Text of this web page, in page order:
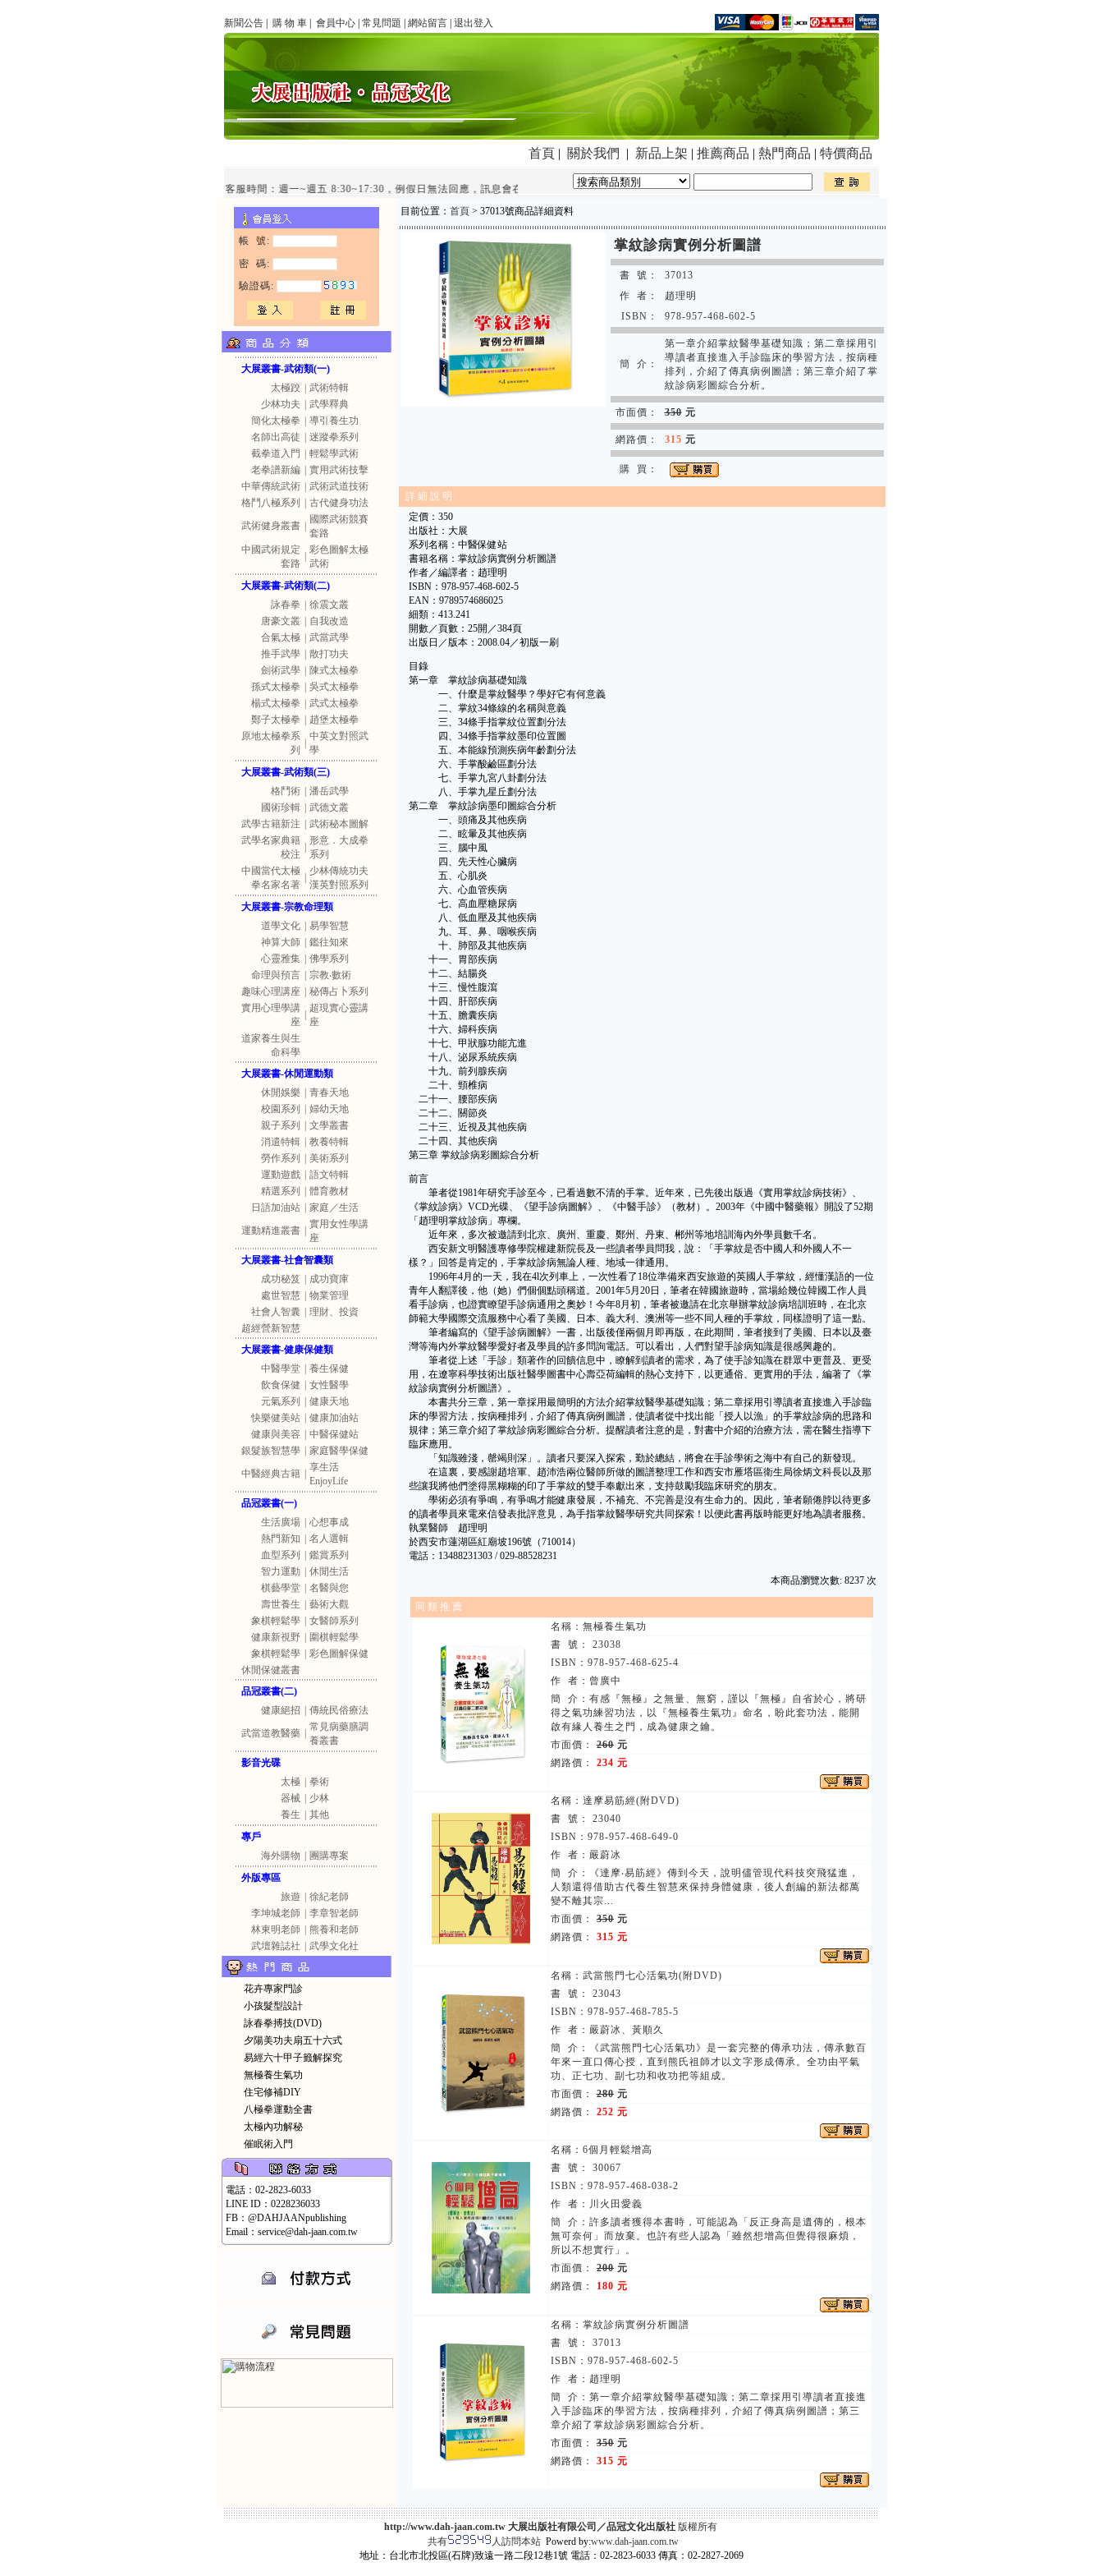
新聞公告 購 物 車 會員中心 常見問題 網站留言 退出登入
首頁 | 關於我們 | 新品上架 | 推薦商品 | 熱門商品 | 特價商品
line客服時間：週一~週五 8:30~17:30，例假日無法回應，訊息會在客服時間盡快回覆您~~
帳 號:
密 碼:
驗證碼:
大展叢書-武術類(一)
太極跤
武術特輯
少林功夫
武學釋典
簡化太極拳
導引養生功
名師出高徒
迷蹤拳系列
截拳道入門
輕鬆學武術
老拳譜新編
實用武術技擊
中華傳統武術
武術武道技術
格鬥八極系列
古代健身功法
武術健身叢書
國際武術競賽
套路
中國武術規定
套路
彩色圖解太極
武術
大展叢書-武術類(二)
詠春拳
徐震文叢
唐豪文叢
自我改造
合氣太極
武當武學
推手武學
散打功夫
劍術武學
陳式太極拳
孫式太極拳
吳式太極拳
楊式太極拳
武式太極拳
鄭子太極拳
趙堡太極拳
原地太極拳系
列
中英文對照武
學
大展叢書-武術類(三)
格鬥術
潘岳武學
國術珍輯
武德文叢
武學古籍新注
武術秘本圖解
武學名家典籍
校注
形意．大成拳
系列
中國當代太極
拳名家名著
少林傳統功夫
漢英對照系列
大展叢書-宗教命理類
道學文化
易學智慧
神算大師
鑑往知來
心靈雅集
佛學系列
命理與預言
宗教‧數術
趣味心理講座
秘傳占卜系列
實用心理學講
座
超現實心靈講
座
道家養生與生
命科學
大展叢書-休閒運動類
休閒娛樂
青春天地
校園系列
婦幼天地
親子系列
文學叢書
消遣特輯
教養特輯
勞作系列
美術系列
運動遊戲
語文特輯
精選系列
體育教材
日語加油站
家庭／生活
運動精進叢書
實用女性學講
座
大展叢書-社會智囊類
成功秘笈
成功寶庫
處世智慧
物業管理
社會人智囊
理財、投資
超經營新智慧
大展叢書-健康保健類
中醫學堂
養生保健
飲食保健
女性醫學
元氣系列
健康天地
快樂健美站
健康加油站
健康與美容
中醫保健站
銀髮族智慧學
家庭醫學保健
中醫經典古籍
享生活
EnjoyLife
品冠叢書(一)
生活廣場
心想事成
熱門新知
名人選輯
血型系列
鑑賞系列
智力運動
休閒生活
棋藝學堂
名醫與您
壽世養生
藝術大觀
象棋輕鬆學
女醫師系列
健康新視野
圍棋輕鬆學
象棋輕鬆學
彩色圖解保健
休閒保健叢書
品冠叢書(二)
健康絕招
傳統民俗療法
武當道教醫藥
常見病藥膳調
養叢書
影音光碟
太極
拳術
器械
少林
養生
其他
專戶
海外購物
團購專案
外版專區
旅遊
徐紀老師
李坤城老師
李章智老師
林東明老師
熊養和老師
武壇雜誌社
武學文化社
花卉專家門診
小孩髮型設計
詠春拳搏技(DVD)
夕陽美功夫扇五十六式
易經六十甲子籤解探究
無極養生氣功
住宅修補DIY
八極拳運動全書
太極內功解秘
催眠術入門
電話：02-2823-6033
LINE ID：0228236033
FB：@DAHJAANpublishing
Email：service@dah-jaan.com.tw
目前位置： 首頁> 37013號商品詳細資料
掌紋診病實例分析圖譜
書 號：
37013
作 者：
趙理明
ISBN：
978-957-468-602-5
簡 介：
第一章介紹掌紋醫學基礎知識；第二章採用引
導讀者直接進入手診臨床的學習方法，按病種
排列，介紹了傳真病例圖譜；第三章介紹了掌
紋診病彩圖綜合分析。
市面價： 350元
網路價： 315 元
購 買：
詳 細 說 明
定價：350
出版社：大展
系列名稱：中醫保健站
書籍名稱：掌紋診病實例分析圖譜
作者／編譯者：趙理明
ISBN：978-957-468-602-5
EAN：9789574686025
細類：413.241
開數／頁數：25開／384頁
出版日／版本：2008.04／初版一刷
目錄
第一章 掌紋診病基礎知識
一、什麼是掌紋醫學？學好它有何意義
二、掌紋34條線的名稱與意義
三、34條手指掌紋位置劃分法
四、34條手指掌紋墨印位置圖
五、本能線預測疾病年齡劃分法
六、手掌酸鹼區劃分法
七、手掌九宮八卦劃分法
八、手掌九星丘劃分法
第二章 掌紋診病墨印圖綜合分析
一、頭痛及其他疾病
二、眩暈及其他疾病
三、腦中風
四、先天性心臟病
五、心肌炎
六、心血管疾病
七、高血壓糖尿病
八、低血壓及其他疾病
九、耳、鼻、咽喉疾病
十、肺部及其他疾病
十一、胃部疾病
十二、結腸炎
十三、慢性腹瀉
十四、肝部疾病
十五、膽囊疾病
十六、婦科疾病
十七、甲狀腺功能亢進
十八、泌尿系統疾病
十九、前列腺疾病
二十、頸椎病
二十一、腰部疾病
二十二、關節炎
二十三、近視及其他疾病
二十四、其他疾病
第三章 掌紋診病彩圖綜合分析
前言
筆者從1981年研究手診至今，已看過數不清的手掌。近年來，已先後出版過《實用掌紋診病技術》、
《掌紋診病》VCD光碟、《望手診病圖解》、《中醫手診》（教材）。2003年《中國中醫藥報》開設了52期
「趙理明掌紋診病」專欄。
近年來，多次被邀請到北京、廣州、重慶、鄭州、丹東、郴州等地培訓海內外學員數千名。
西安新文明醫護專修學院權建新院長及一些讀者學員問我，說：「手掌紋是否中國人和外國人不一
樣？」回答是肯定的，手掌紋診病無論人種、地域一律通用。
1996年4月的一天，我在4l次列車上，一次性看了18位準備來西安旅遊的英國人手掌紋，經懂漢語的一位
青年人翻譯後，他（她）們個個點頭稱道。2001年5月20日，筆者在韓國旅遊時，當場給幾位韓國工作人員
看手診病，也證實瞭望手診病通用之奧妙！今年8月初，筆者被邀請在北京舉辦掌紋診病培訓班時，在北京
師範大學國際交流服務中心看了美國、日本、義大利、澳洲等一些不同人種的手掌紋，同樣證明了這一點。
筆者編寫的《望手診病圖解》一書，出版後僅兩個月即再版，在此期間，筆者接到了美國、日本以及臺
灣等海內外掌紋醫學愛好者及學員的許多問詢電話。可以看出，人們對望手診病知識是很感興趣的。
筆者從上述「手診」類著作的回饋信息中，瞭解到讀者的需求，為了使手診知識在群眾中更普及、更受
用，在遼寧科學技術出版社醫學圖書中心壽亞荷編輯的熱心支持下，以更通俗、更實用的手法，編著了《掌
紋診病實例分析圖譜》。
本書共分三章，第一章採用最簡明的方法介紹掌紋醫學基礎知識；第二章採用引導讀者直接進入手診臨
床的學習方法，按病種排列，介紹了傳真病例圖譜，使讀者從中找出能「授人以漁」的手掌紋診病的思路和
規律；第三章介紹了掌紋診病彩圖綜合分析。提醒讀者注意的是，對書中介紹的治療方法，需在醫生指導下
臨床應用。
「知識雖淺，罄竭則深」。讀者只要深入探索，勤於總結，將會在手診學術之海中有自己的新發現。
在這裏，要感謝趙培軍、趙沛浩兩位醫師所做的圖譜整理工作和西安市雁塔區衛生局徐炳文科長以及那
些讓我將他們塗得黑糊糊的印了手掌紋的雙手奉獻出來，支持鼓勵我臨床研究的朋友。
學術必須有爭鳴，有爭鳴才能健康發展，不補充、不完善是沒有生命力的。因此，筆者願倦脖以待更多
的讀者學員來電來信發表批評意見，為手指掌紋醫學研究共同探索！以便此書再版時能更好地為讀者服務。
執業醫師 趙理明
於西安市蓮湖區紅廟坡196號（710014）
電話：13488231303 / 029-88528231
本商品瀏覽次數: 8237 次
同 類 推 薦
名稱： 無極養生氣功
書 號： 23038
ISBN：978-957-468-625-4
作 者：曾廣中
簡 介：有感『無極』之無量、無窮，謹以『無極』自省於心，將研
得之氣功練習功法，以『無極養生氣功』命名，盼此套功法，能開
啟有緣人養生之門，成為健康之鑰。
市面價： 260 元
網路價： 234 元
名稱： 達摩易筋經(附DVD)
書 號： 23040
ISBN：978-957-468-649-0
作 者：嚴蔚冰
簡 介：《達摩‧易筋經》傳到今天，說明儘管現代科技突飛猛進，
人類還得借助古代養生智慧來保持身體健康，後人創編的新法都萬
變不離其宗...
市面價： 350 元
網路價： 315 元
名稱： 武當熊門七心活氣功(附DVD)
書 號： 23043
ISBN：978-957-468-785-5
作 者：嚴蔚冰、黃順久
簡 介：《武當熊門七心活氣功》是一套完整的傳承功法，傳承數百
年來一直口傳心授，直到熊氏祖師才以文字形成傳承。全功由平氣
功、正七功、副七功和收功把等組成。
市面價： 280 元
網路價： 252 元
名稱： 6個月輕鬆增高
書 號： 30067
ISBN：978-957-468-038-2
作 者：川火田愛義
簡 介：許多讀者獲得本書時，可能認為「反正身高是遺傳的，根本
無可奈何」而放棄。也許有些人認為「雖然想增高但覺得很麻煩，
所以不想實行」。
市面價： 200 元
網路價： 180 元
名稱： 掌紋診病實例分析圖譜
書 號： 37013
ISBN：978-957-468-602-5
作 者：趙理明
簡 介：第一章介紹掌紋醫學基礎知識；第二章採用引導讀者直接進
入手診臨床的學習方法，按病種排列，介紹了傳真病例圖譜；第三
章介紹了掌紋診病彩圖綜合分析。
市面價： 350 元
網路價： 315 元
http://www.dah-jaan.com.tw 大展出版社有限公司／品冠文化出版社版權所有
共有
人訪問本站Powerd by:www.dah-jaan.com.tw
地址：台北市北投區(石牌)致遠一路二段12巷1號 電話：02-2823-6033 傳真：02-2827-2069